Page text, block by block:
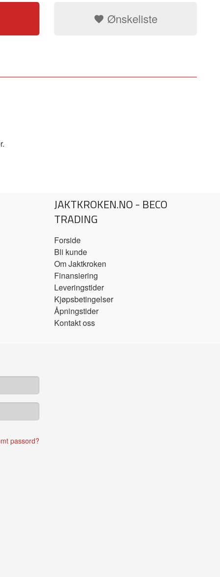
Ønskeliste
JAKTKROKEN.NO - BECO
TRADING
Forside
Bli kunde
Om Jaktkroken
Finansiering
Leveringstider
Kjøpsbetingelser
Åpningstider
Kontakt oss
passord?